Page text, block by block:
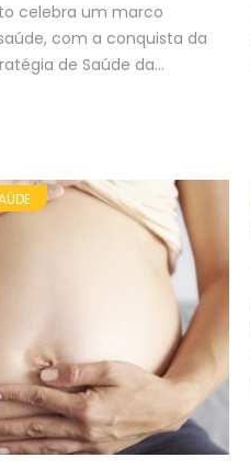
celebra um marco
com a conquista da
de Saúde da...